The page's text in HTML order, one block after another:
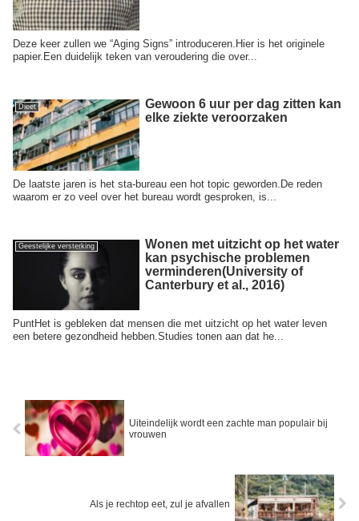
Deze keer zullen we “Aging Signs” introduceren.Hier is het originele
papier.Een duidelijk teken van veroudering die over...
Dieet
Gewoon 6 uur per dag zitten kan
elke ziekte veroorzaken
De laatste jaren is het sta-bureau een hot topic geworden.De reden
waarom er zo veel over het bureau wordt gesproken, is...
Geestelijke versterking
Wonen met uitzicht op het water
kan psychische problemen
verminderen(University of
Canterbury et al., 2016)
PuntHet is gebleken dat mensen die met uitzicht op het water leven
een betere gezondheid hebben.Studies tonen aan dat he...
Uiteindelijk wordt een zachte man populair bij
vrouwen
Als je rechtop eet, zul je afvallen